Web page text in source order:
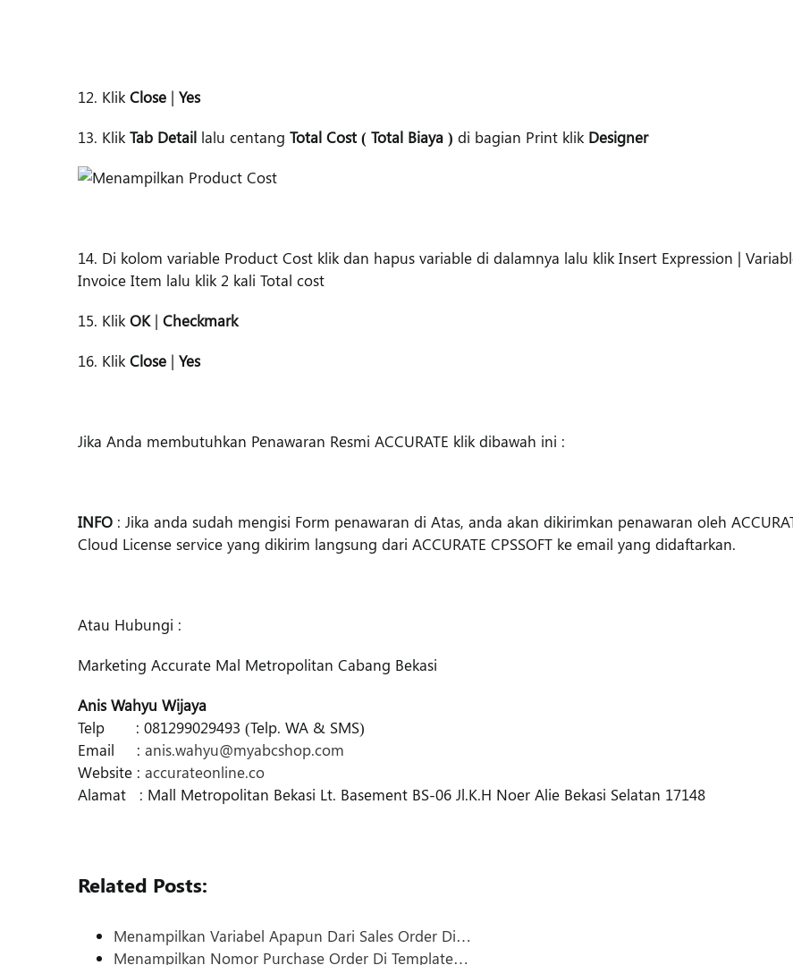
12. Klik Close | Yes
13. Klik Tab Detail lalu centang Total Cost ( Total Biaya ) di bagian Print klik Designer
14. Di kolom variable Product Cost klik dan hapus variable di dalamnya lalu klik Insert Expression |
Invoice Item lalu klik 2 kali Total cost
15. Klik OK| Checkmark
16. Klik Close | Yes
Jika Anda membutuhkan Penawaran Resmi ACCURATE klik dibawah ini :
INFO : Jika anda sudah mengisi Form penawaran di Atas, anda akan dikirimkan penawaran oleh
Cloud License service yang dikirim langsung dari ACCURATE CPSSOFT ke email yang didaftarkan.
Atau Hubungi :
Marketing Accurate Mal Metropolitan Cabang Bekasi
Anis Wahyu Wijaya
Telp : 081299029493 (Telp. WA & SMS)
Email : anis.wahyu@myabcshop.com
Website : accurateonline.co
Alamat : Mall Metropolitan Bekasi Lt. Basement BS-06 Jl.K.H Noer Alie Bekasi Selatan 17148
Related Posts:
Menampilkan Variabel Apapun Dari Sales Order Di…
Menampilkan Nomor Purchase Order Di Template…